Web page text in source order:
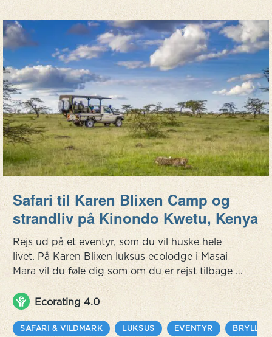
Safari til Karen Blixen Camp og
strandliv på Kinondo Kwetu, Kenya
Rejs ud på et eventyr, som du vil huske hele
livet. På Karen Blixen luksus ecolodge i Masai
Mara vil du føle dig som om du er rejst tilbage i
tiden, til de dage da savannen først blev
opdaget, og da kun få andre mennesker end
Masai'erne havde sat deres fod her. Lodgen
ligger ved bredden af Mara-floden, en
Ecorating 4.0
SAFARI & VILDMARK LUKSUS EVENTYR